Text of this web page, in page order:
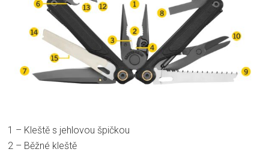
1 – Kleště s jehlovou špičkou
2 – Běžné kleště